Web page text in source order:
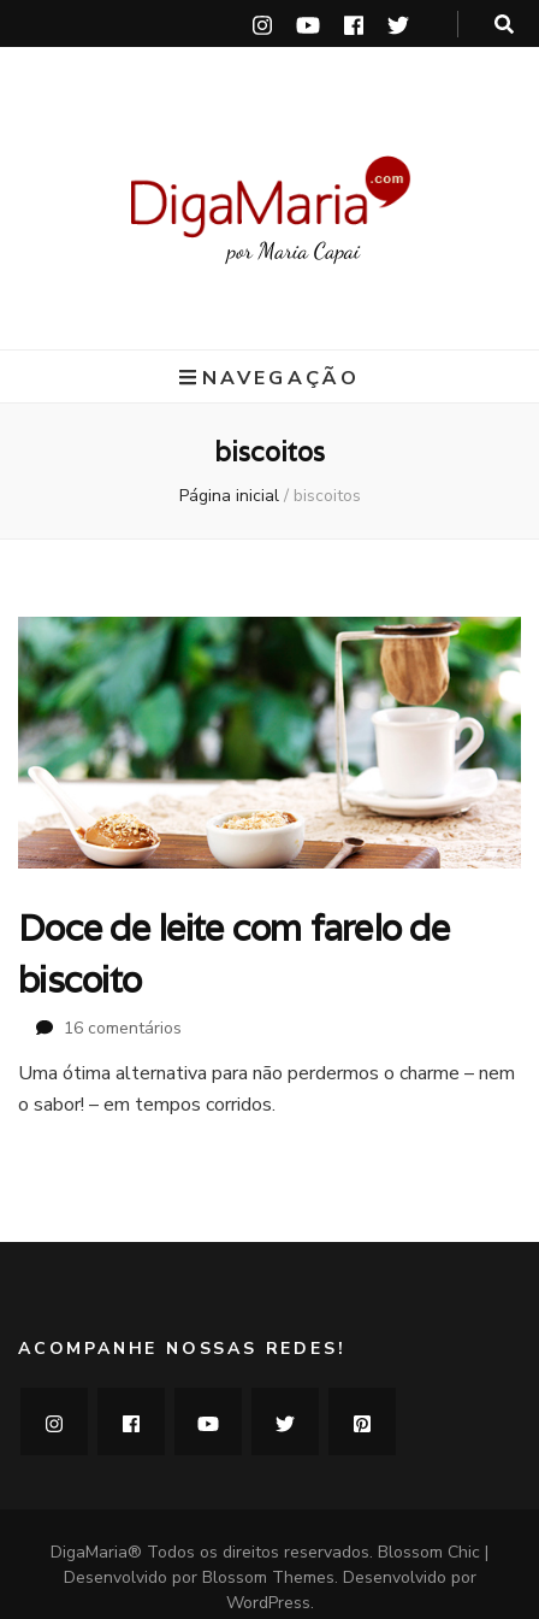
NAVEGAÇÃO
biscoitos
Página inicial / biscoitos
Doce de leite com farelo de
biscoito
16 comentários
de
leite
Uma ótima alternativa para não perdermos o charme – nem
o sabor! – em tempos corridos.
ACOMPANHE NOSSAS REDES!
DigaMaria® Todos os direitos reservados. Blossom Chic |
Desenvolvido por Blossom Themes. Desenvolvido por
WordPress.